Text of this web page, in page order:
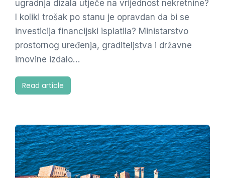
ugradnja dizala utječe na vrijednost nekretnine?
I koliki trošak po stanu je opravdan da bi se
investicija financijski isplatila? Ministarstvo
prostornog uređenja, graditeljstva i državne
imovine izdalo…
Read article